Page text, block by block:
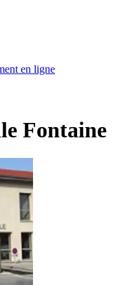
en ligne
Fontaine